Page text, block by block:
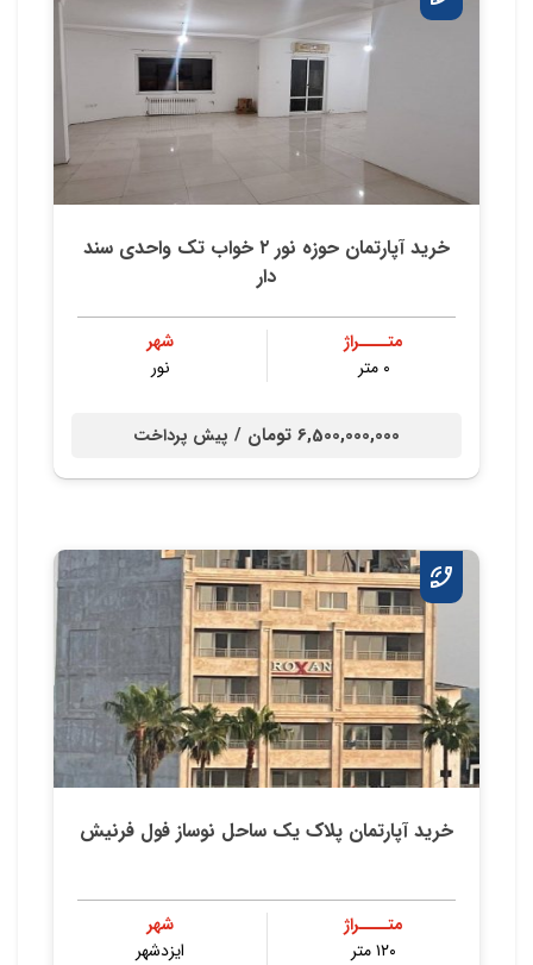
خرید آپارتمان حوزه نور ۲ خواب تک واحدی سند
دار
متــــراژ
۰ متر
شهر
نور
6,500,000,000 تومان / پیش پرداخت
خرید آپارتمان پلاک یک ساحل نوساز فول فرنیش
متــــراژ
۱۲۰ متر
شهر
ایزدشهر